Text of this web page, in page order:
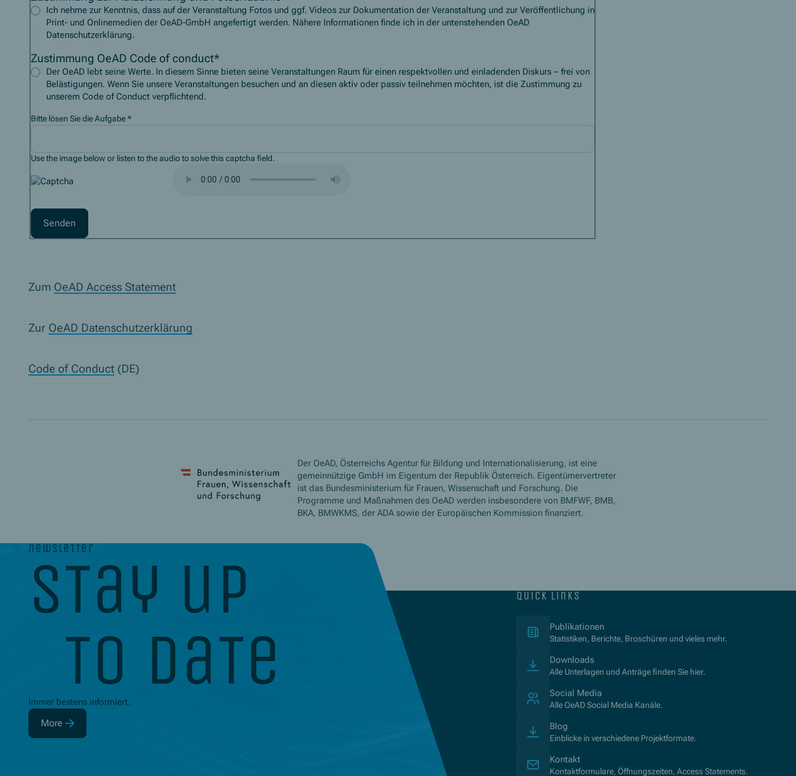
Ich nehme zur Kenntnis, dass auf der Veranstaltung Fotos und ggf. Videos zur Dokumentation der Veranstaltung und zur Veröffentlichung in
Print- und Onlinemedien der OeAD-GmbH angefertigt werden. Nähere Informationen finde ich in der untenstehenden OeAD
Datenschutzerklärung.
Zustimmung OeAD Code of conduct*
Der OeAD lebt seine Werte. In diesem Sinne bieten seine Veranstaltungen Raum für einen respektvollen und einladenden Diskurs – frei von
Belästigungen. Wenn Sie unsere Veranstaltungen besuchen und an diesen aktiv oder passiv teilnehmen möchten, ist die Zustimmung zu
unserem Code of Conduct verpflichtend.
Bitte lösen Sie die Aufgabe*
Use the image below or listen to the audio to solve this captcha field.
Zum OeAD Access Statement
Zur OeAD Datenschutzerklärung
Code of Conduct (DE)
Der OeAD, Österreichs Agentur für Bildung und Internationalisierung, ist eine
gemeinnützige GmbH im Eigentum der Republik Österreich. Eigentümervertreter
ist das Bundesministerium für Frauen, Wissenschaft und Forschung. Die
Programme und Maßnahmen des OeAD werden insbesondere von BMFWF, BMB,
BKA, BMWKMS, der ADA sowie der Europäischen Kommission finanziert.
newsletter
stay up
to date
Immer bestens informiert.
More
(Opens in new window)
quick links
Publikationen(Opens in new window)
Statistiken, Berichte, Broschüren und vieles mehr.
Downloads
Alle Unterlagen und Anträge finden Sie hier.
Social Media
Alle OeAD Social Media Kanäle.
Blog
Einblicke in verschiedene Projektformate.
Kontakt
Kontaktformulare, Öffnungszeiten, Access Statements.